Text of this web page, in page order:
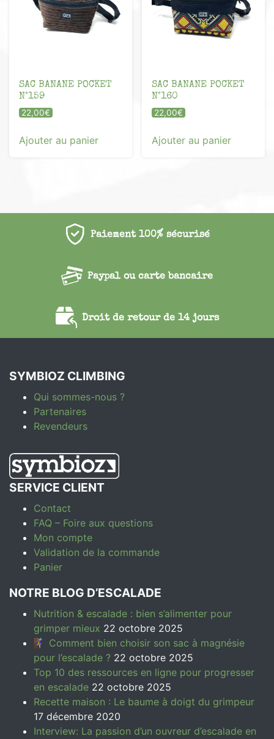
SAC BANANE POCKET
N°159
22,00€
Ajouter au panier
SAC BANANE POCKET
N°160
22,00€
Ajouter au panier
Paiement 100% sécurisé
Paypal ou carte bancaire
Droit de retour de 14 jours
SYMBIOZ CLIMBING
Qui sommes-nous ?
Partenaires
Revendeurs
SERVICE CLIENT
Contact
FAQ – Foire aux questions
Mon compte
Validation de la commande
Panier
NOTRE BLOG D’ESCALADE
Nutrition & escalade : bien s’alimenter pour
grimper mieux 22 octobre 2025
🧗‍♀️ Comment bien choisir son sac à magnésie
pour l’escalade ? 22 octobre 2025
Top 10 des ressources en ligne pour progresser
en escalade 22 octobre 2025
Recette maison : Le baume à doigt du grimpeur
17 décembre 2020
Interview: La passion d’un ouvreur d’escalade en